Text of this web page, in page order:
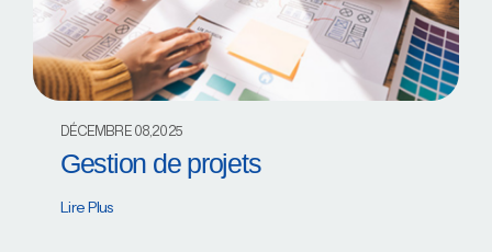
DÉCEMBRE 08,2025
Gestion de projets
Lire Plus